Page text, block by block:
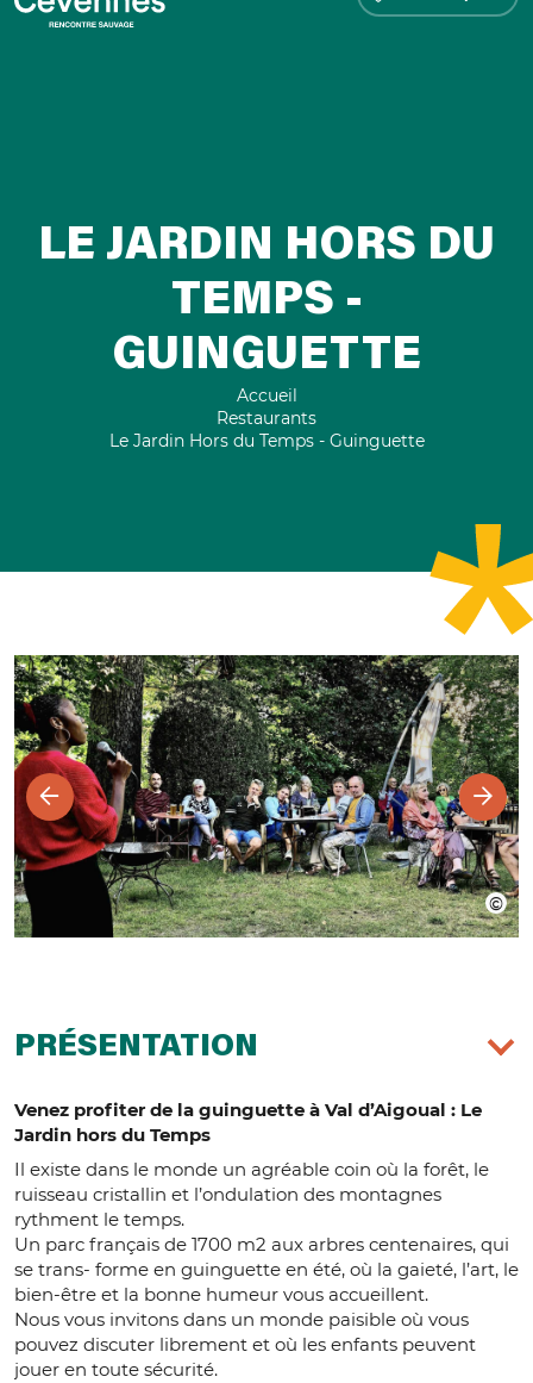
LE JARDIN HORS DU
TEMPS -
GUINGUETTE
Accueil
Restaurants
Le Jardin Hors du Temps - Guinguette
PRÉSENTATION
Venez profiter de la guinguette à Val d’Aigoual : Le
Jardin hors du Temps
Il existe dans le monde un agréable coin où la forêt, le
ruisseau cristallin et l’ondulation des montagnes
rythment le temps.
Un parc français de 1700 m2 aux arbres centenaires, qui
se trans- forme en guinguette en été, où la gaieté, l’art, le
bien-être et la bonne humeur vous accueillent.
Nous vous invitons dans un monde paisible où vous
pouvez discuter librement et où les enfants peuvent
jouer en toute sécurité.